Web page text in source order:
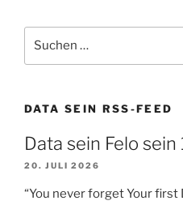
nach:
DATA SEIN RSS-FEED
Data sein Felo sein
20. JULI 2026
“You never forget Your